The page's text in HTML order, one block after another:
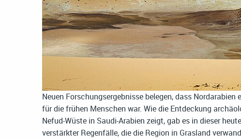
Neuen Forschungsergebnisse belegen, dass
für die frühen Menschen war. Wie die Entdeckung
Nefud-Wüste in Saudi-Arabien zeigt, gab es in dieser
verstärkter Regenfälle, die die Region in Grasland